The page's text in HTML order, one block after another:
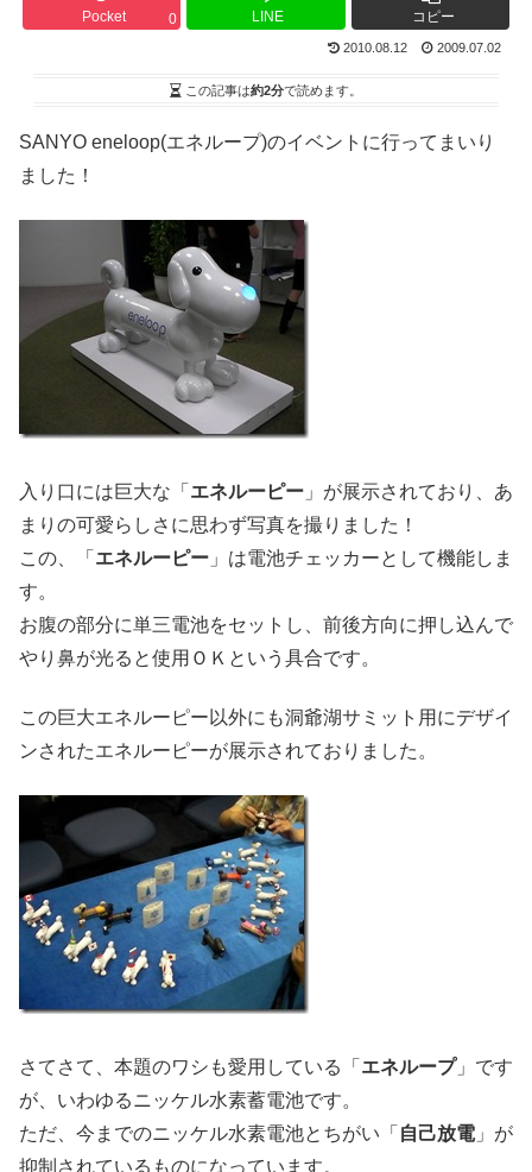
Pocket 0 LINE コピー
2010.08.12 2009.07.02
この記事は約2分で読めます。
SANYO eneloop(エネループ)のイベントに行ってまいり
ました！
入り口には巨大な「 エネルーピー 」が展示されており、あ
まりの可愛らしさに思わず写真を撮りました！
この、「 エネルーピー 」は電池チェッカーとして機能しま
す。
お腹の部分に単三電池をセットし、前後方向に押し込んで
やり鼻が光ると使用ＯＫという具合です。
この巨大エネルーピー以外にも洞爺湖サミット用にデザイ
ンされたエネルーピーが展示されておりました。
さてさて、本題のワシも愛用している「 エネループ」です
が、いわゆるニッケル水素蓄電池です。
ただ、今までのニッケル水素電池とちがい「 自己放電」が
抑制されているものになっています。